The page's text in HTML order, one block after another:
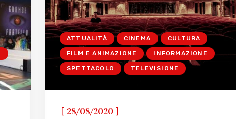
ATTUALITÀ CINEMA CULTURA
FILM E ANIMAZIONE INFORMAZIONE
SPETTACOLO TELEVISIONE
[ 28/08/2020 ]